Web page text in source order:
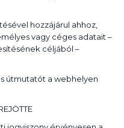
hozzájárul ahhoz,
vagy céges adatait –
céljából –
útmutatót a webhelyen